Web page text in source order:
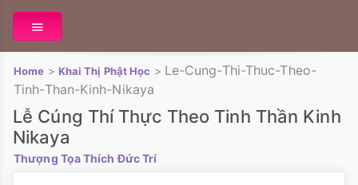
Home > Khai Thị Phật Học > Le-Cung-Thi-Thuc-Theo-
Tinh-Than-Kinh-Nikaya
Lễ Cúng Thí Thực Theo Tinh Thần Kinh
Nikaya
Thượng Tọa Thích Đức Trí